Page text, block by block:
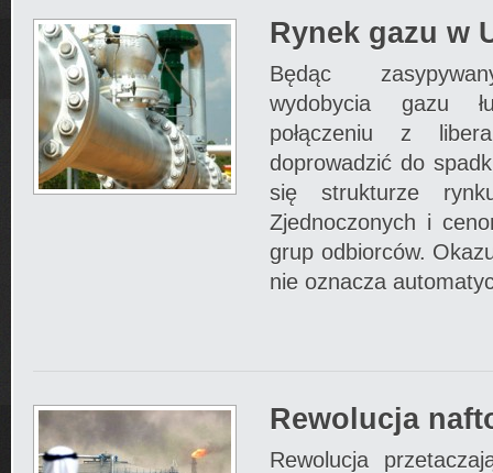
Rynek gazu w
Będąc
wydobycia gazu
połączeniu z
doprowadzić do
się strukturze
Zjednoczonych i
grup odbiorców.
nie oznacza
Rewolucja
Rewolucja